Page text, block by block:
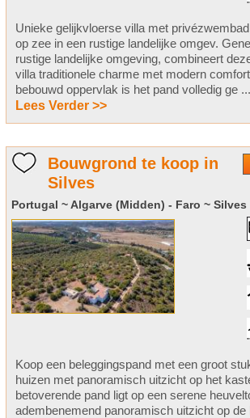
Unieke gelijkvloerse villa met
op zee in een rustige landelijke omgev.
rustige landelijke omgeving, combineert
villa traditionele charme met modern
bebouwd oppervlak is het pand volledig ge
Lees Verder >>
Bouwgrond te koop in
Silves
Portugal ~ Algarve (Midden) - Faro ~ Silves
Koop een beleggingspand met een groot
huizen met panoramisch uitzicht op het
betoverende pand ligt op een serene
adembenemend panoramisch uitzicht op